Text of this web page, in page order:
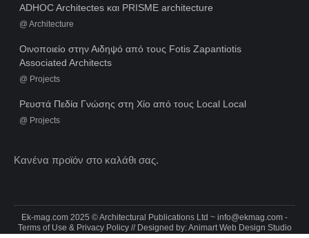
ADHOC Architectes και PRISME architecture
@ Architecture
Οινοποιείο στην Αιδηψό από τους Fotis Zapantiotis
Associated Architects
@ Projects
Ρευστά Πεδία Γνώσης στη Χίο από τους Local Local
@ Projects
Κανένα προϊόν στο καλάθι σας.
Ek-mag.com 2025 © Architectural Publications Ltd ~ info@ekmag.com -
Terms of Use & Privacy Policy// Designed by:Animart Web Design Studio